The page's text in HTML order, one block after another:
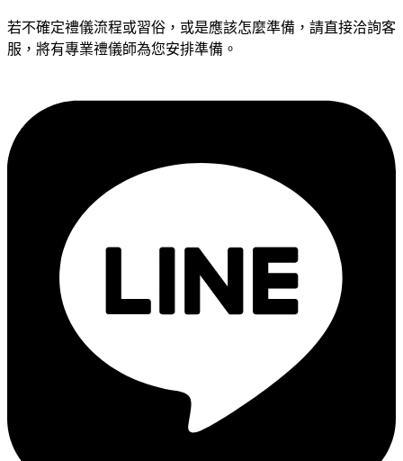
若不確定禮儀流程或習俗，或是應該怎麼準備，請直接洽詢客
服，將有專業禮儀師為您安排準備。